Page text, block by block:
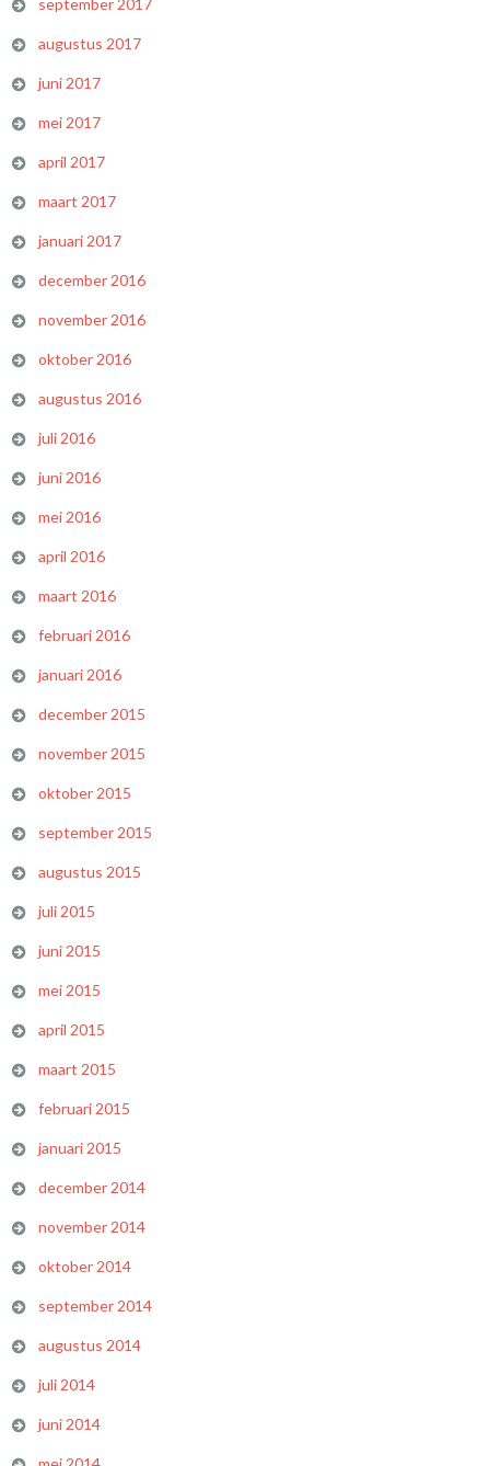
september 2017
augustus 2017
juni 2017
mei 2017
april 2017
maart 2017
januari 2017
december 2016
november 2016
oktober 2016
augustus 2016
juli 2016
juni 2016
mei 2016
april 2016
maart 2016
februari 2016
januari 2016
december 2015
november 2015
oktober 2015
september 2015
augustus 2015
juli 2015
juni 2015
mei 2015
april 2015
maart 2015
februari 2015
januari 2015
december 2014
november 2014
oktober 2014
september 2014
augustus 2014
juli 2014
juni 2014